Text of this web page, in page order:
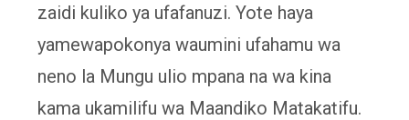
zaidi kuliko ya ufafanuzi. Yote haya
yamewapokonya waumini ufahamu wa
neno la Mungu ulio mpana na wa kina
kama ukamilifu wa Maandiko Matakatifu.